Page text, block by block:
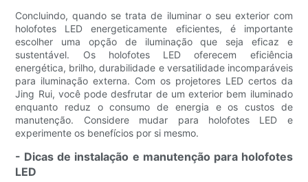
Concluindo, quando se trata de iluminar o seu exterior com
holofotes LED energeticamente eficientes, é importante
escolher uma opção de iluminação que seja eficaz e
sustentável. Os holofotes LED oferecem eficiência
energética, brilho, durabilidade e versatilidade incomparáveis
​​para iluminação externa. Com os projetores LED certos da
Jing Rui, você pode desfrutar de um exterior bem iluminado
enquanto reduz o consumo de energia e os custos de
manutenção. Considere mudar para holofotes LED e
experimente os benefícios por si mesmo.
- Dicas de instalação e manutenção para holofotes
LED